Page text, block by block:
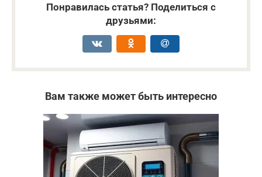
Понравилась статья? Поделиться с
друзьями:
Вам также может быть интересно